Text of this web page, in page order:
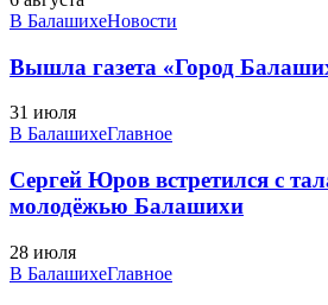
В БалашихеНовости
Вышла газета «Город
31 июля
В БалашихеГлавное
Сергей Юров встретился с
молодёжью Балашихи
28 июля
В БалашихеГлавное